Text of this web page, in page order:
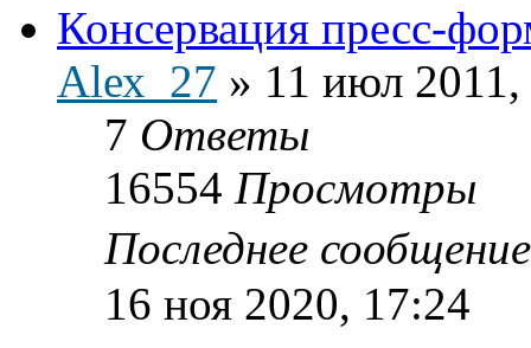
Консервация пресс-
Аlех_27 » 11 июл
7 Ответы
16554 Просмотры
Последнее
16 ноя 2020, 17:24